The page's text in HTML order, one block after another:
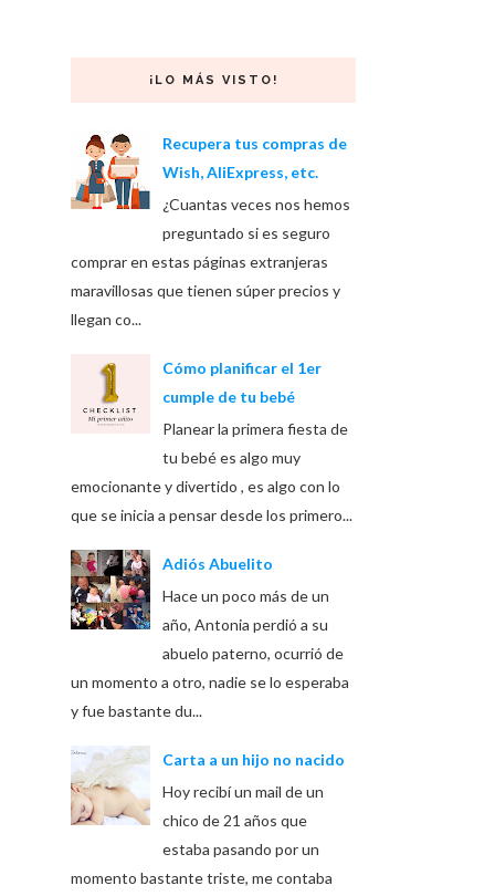
¡LO MÁS VISTO!
Recupera tus compras de
Wish, AliExpress, etc.
¿Cuantas veces nos hemos
preguntado si es seguro
comprar en estas páginas extranjeras
maravillosas que tienen súper precios y
llegan co...
Cómo planificar el 1er
cumple de tu bebé
Planear la primera fiesta de
tu bebé es algo muy
emocionante y divertido , es algo con lo
que se inicia a pensar desde los primero...
Adiós Abuelito
Hace un poco más de un
año, Antonia perdió a su
abuelo paterno, ocurrió de
un momento a otro, nadie se lo esperaba
y fue bastante du...
Carta a un hijo no nacido
Hoy recibí un mail de un
chico de 21 años que
estaba pasando por un
momento bastante triste, me contaba